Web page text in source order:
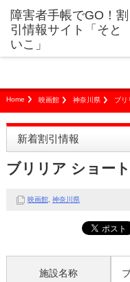
障害者手帳でGO！割
引情報サイト「そと
いこ」
Home 映画館 神奈川県 ブリ
新着割引情報
ブリリア ショー
映画館, 神奈川県
施設名称